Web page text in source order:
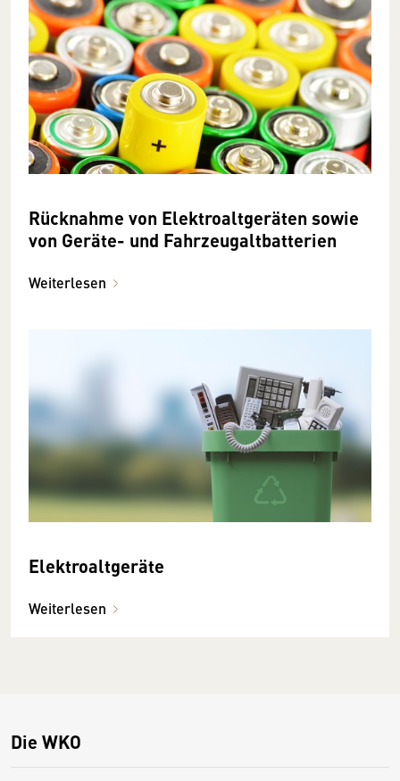
Rücknahme von Elektroaltgeräten sowie
von Geräte- und Fahrzeugaltbatterien
Weiterlesen
Elektroaltgeräte
Weiterlesen
Die WKO